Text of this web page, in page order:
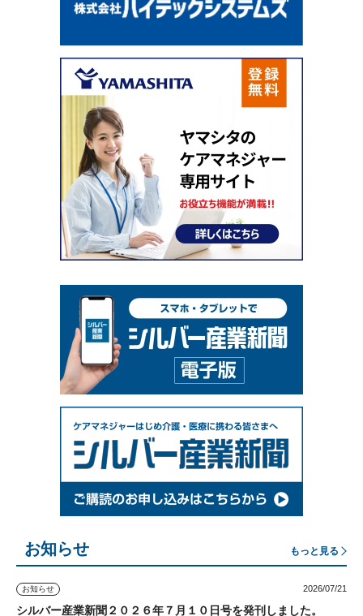
お知らせ もっと見る
お知らせ 2026/07/21
シルバー産業新聞２０２６年７月１０日号を発刊しました。